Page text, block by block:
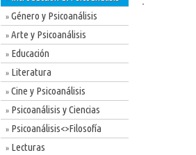
» Género y Psicoanálisis
» Arte y Psicoanálisis
» Educación
» Literatura
» Cine y Psicoanálisis
» Psicoanálisis y Ciencias
» Psicoanálisis<>Filosofía
» Lecturas